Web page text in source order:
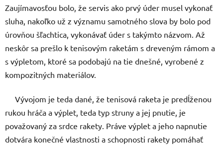
Zaujímavosťou bolo, že servis ako prvý úder musel vykonať
sluha, nakoľko už z významu samotného slova by bolo pod
úrovňou šľachtica, vykonávať úder s takýmto názvom. Až
neskôr sa prešlo k tenisovým raketám s dreveným rámom a
s výpletom, ktoré sa podobajú na tie dnešné, vyrobené z
kompozitných materiálov.
Vývojom je teda dané, že tenisová raketa je predĺženou
rukou hráča a výplet, teda typ struny a jej pnutie, je
považovaný za srdce rakety. Práve výplet a jeho napnutie
dotvára konečné vlastnosti a schopnosti rakety pomáhať